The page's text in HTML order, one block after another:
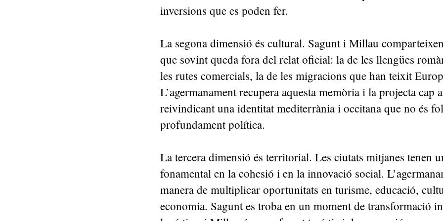
inversions que es poden fer.
La segona dimensió és cultural. Sagunt i Millau
que sovint queda fora del relat oficial: la de les llengües
les rutes comercials, la de les migracions que han teixit
L’agermanament recupera aquesta memòria i la projecta cap
reivindicant una identitat mediterrània i occitana que no és
profundament política.
La tercera dimensió és territorial. Les ciutats mitjanes tenen
fonamental en la cohesió i en la innovació social.
manera de multiplicar oportunitats en turisme, educació,
economia. Sagunt es troba en un moment de transformació